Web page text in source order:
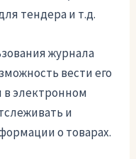
тендера и т.д.
журнала
вести его
в электронном
и
о товарах.